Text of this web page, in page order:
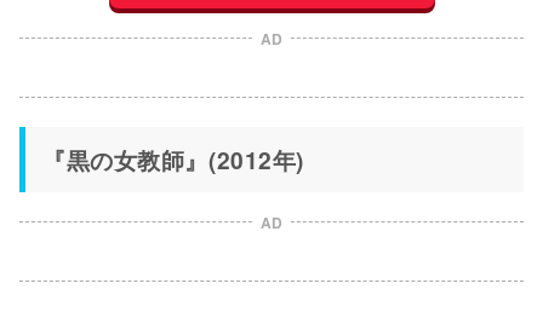
AD
『黒の女教師』(2012年)
AD